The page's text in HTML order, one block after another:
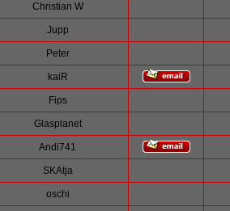
Christian W
Jupp
Peter
kaiR
Fips
Glasplanet
Andi741
SKAtja
oschi